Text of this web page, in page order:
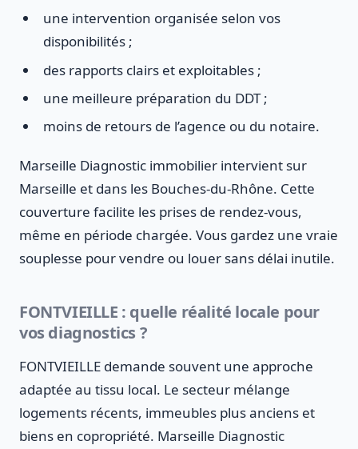
une intervention organisée selon vos
disponibilités ;
des rapports clairs et exploitables ;
une meilleure préparation du DDT ;
moins de retours de l’agence ou du notaire.
Marseille Diagnostic immobilier intervient sur
Marseille et dans les Bouches-du-Rhône. Cette
couverture facilite les prises de rendez-vous,
même en période chargée. Vous gardez une vraie
souplesse pour vendre ou louer sans délai inutile.
FONTVIEILLE : quelle réalité locale pour
vos diagnostics ?
FONTVIEILLE demande souvent une approche
adaptée au tissu local. Le secteur mélange
logements récents, immeubles plus anciens et
biens en copropriété. Marseille Diagnostic